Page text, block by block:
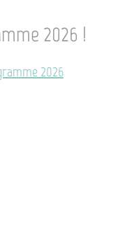
2026 !
2026